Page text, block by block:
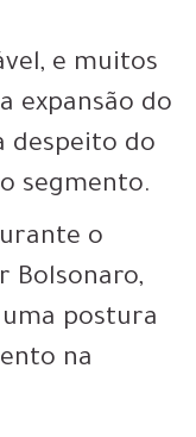
e muitos
expansão do
despeito do
segmento.
o
Bolsonaro,
postura
na